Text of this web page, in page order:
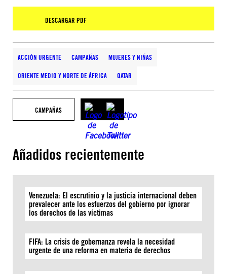
DESCARGAR PDF
ACCIÓN URGENTE CAMPAÑAS MUJERES Y NIÑAS
ORIENTE MEDIO Y NORTE DE ÁFRICA QATAR
CAMPAÑAS
Añadidos recientemente
Venezuela: El escrutinio y la justicia internacional deben
prevalecer ante los esfuerzos del gobierno por ignorar
los derechos de las víctimas
FIFA: La crisis de gobernanza revela la necesidad
urgente de una reforma en materia de derechos